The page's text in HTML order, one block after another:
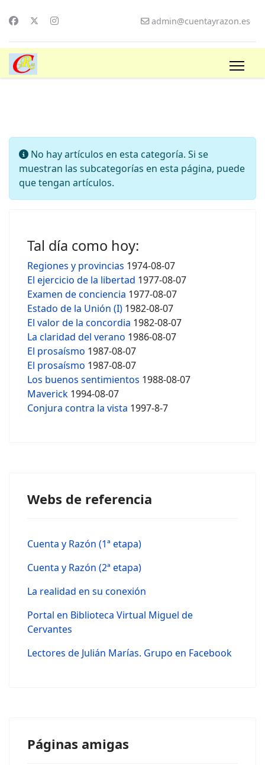
admin@cuentayrazon.es
Información
No hay artículos en esta categoría. Si se
muestran las subcategorías en esta página, puede
que tengan artículos.
Tal día como hoy:
Regiones y provincias 1974-08-07
El ejercicio de la libertad 1977-08-07
Examen de conciencia 1977-08-07
Estado de la Unión (I) 1982-08-07
El valor de la concordia 1982-08-07
La claridad del verano 1986-08-07
El prosaísmo 1987-08-07
El prosaísmo 1987-08-07
Los buenos sentimientos 1988-08-07
Maverick 1994-08-07
Conjura contra la vista 1997-8-7
Webs de referencia
Cuenta y Razón (1ª etapa)
Cuenta y Razón (2ª etapa)
La realidad en su conexión
Portal en Biblioteca Virtual Miguel de
Cervantes
Lectores de Julián Marías. Grupo en Facebook
Páginas amigas